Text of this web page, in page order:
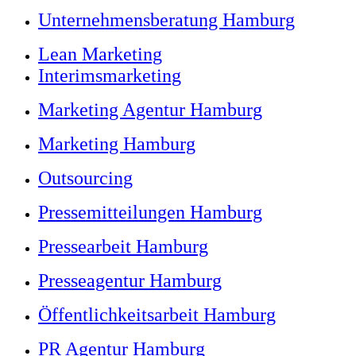
Unternehmensberatung Hamburg
Lean Marketing
Interimsmarketing
Marketing Agentur Hamburg
Marketing Hamburg
Outsourcing
Pressemitteilungen Hamburg
Pressearbeit Hamburg
Presseagentur Hamburg
Öffentlichkeitsarbeit Hamburg
PR Agentur Hamburg